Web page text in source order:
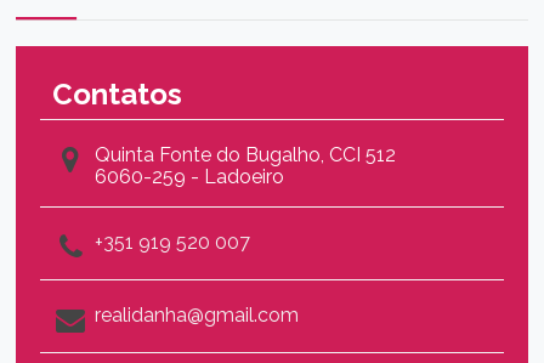
Contatos
Quinta Fonte do Bugalho, CCI 512
6060-259 - Ladoeiro
+351 919 520 007
realidanha@gmail.com